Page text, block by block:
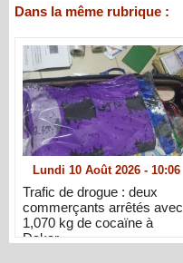
Dans la même rubrique :
Lundi 10 Août 2026 - 10:06
Trafic de drogue : deux
commerçants arrêtés avec
1,070 kg de cocaïne à
Dakar